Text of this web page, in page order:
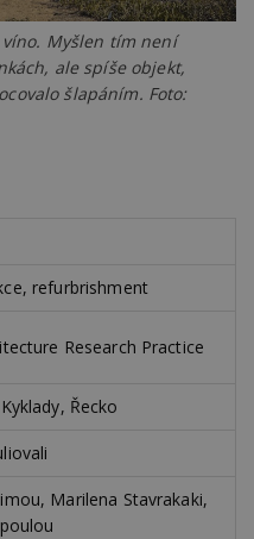
Myšlen tím není
ale spíše objekt,
šlapáním. Foto:
refurbrishment
Research Practice
Řecko
Marilena Stavrakaki,